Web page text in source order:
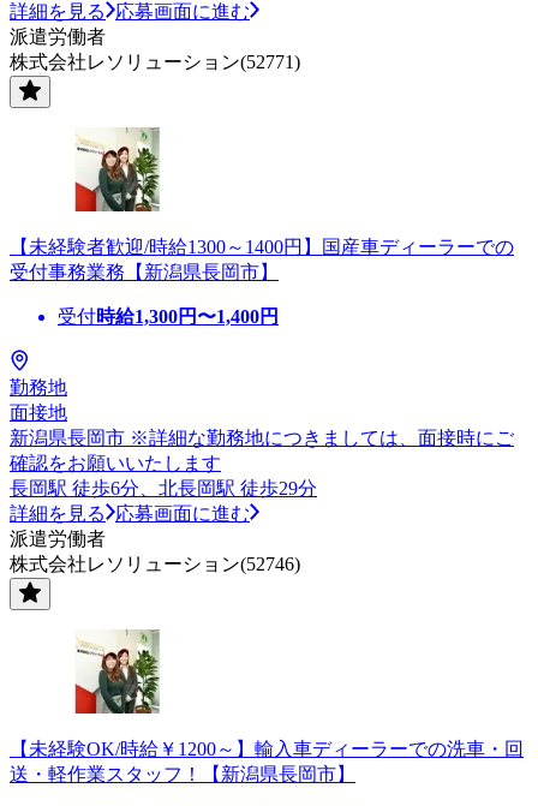
詳細を見る
応募画面に進む
派遣労働者
株式会社レソリューション(52771)
【未経験者歓迎/時給1300～1400円】国産車ディーラーでの
受付事務業務【新潟県長岡市】
受付時給1,300円〜1,400円
勤務地
面接地
新潟県長岡市 ※詳細な勤務地につきましては、面接時にご
確認をお願いいたします
長岡駅 徒歩6分、北長岡駅 徒歩29分
詳細を見る
応募画面に進む
派遣労働者
株式会社レソリューション(52746)
【未経験OK/時給￥1200～】輸入車ディーラーでの洗車・回
送・軽作業スタッフ！【新潟県長岡市】